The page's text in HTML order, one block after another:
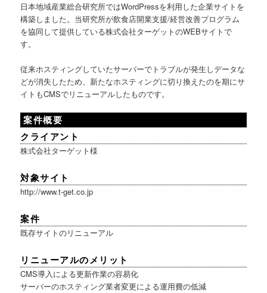
日本地域産業総合研究所ではWordPressを利用した企業サイトを
構築しました。当研究所が飲食店開業支援/経営改善プログラム
を協同して提供している株式会社ターゲットのWEBサイトで
す。
従来ホスティングしていたサーバーでトラブルが発生しデータな
どが消失したため、新たなホスティングに切り換えたのを期にサ
イトもCMSでリニューアルしたものです。
案件概要
クライアント
株式会社ターゲット様
対象サイト
http://www.t-get.co.jp
案件
既存サイトのリニューアル
リニューアルのメリット
CMS導入による更新作業の容易化
サーバーのホスティング業者変更による運用費の低減